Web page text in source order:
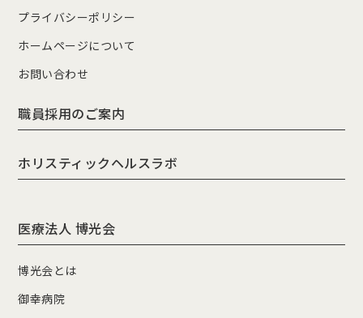
プライバシーポリシー
ホームページについて
お問い合わせ
職員採用のご案内
ホリスティックヘルスラボ
医療法人 博光会
博光会とは
御幸病院